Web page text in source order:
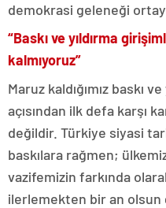
demokrasi geleneği
“Baskı ve yıldırma
kalmıyoruz”
Maruz kaldığımız baskı
açısından ilk defa karşı
değildir. Türkiye siyasi
baskılara rağmen;
vazifemizin farkında
ilerlemekten bir an olsun